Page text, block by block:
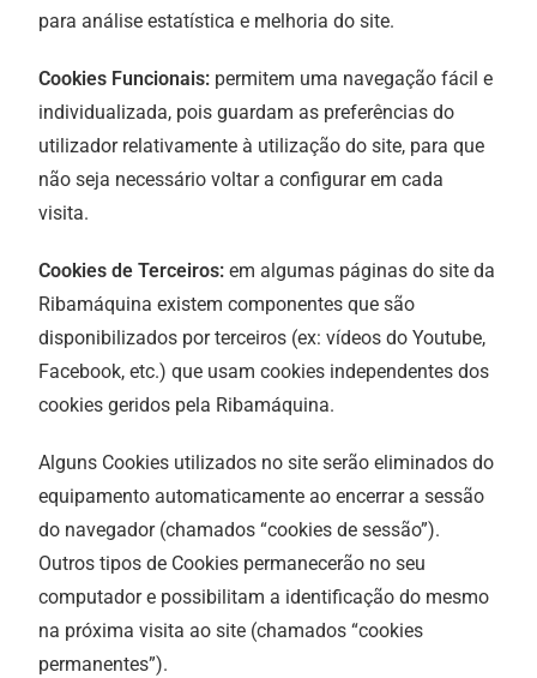
para análise estatística e melhoria do site.
Cookies Funcionais: permitem uma navegação fácil e
individualizada, pois guardam as preferências do
utilizador relativamente à utilização do site, para que
não seja necessário voltar a configurar em cada
visita.
Cookies de Terceiros: em algumas páginas do site da
Ribamáquina existem componentes que são
disponibilizados por terceiros (ex: vídeos do Youtube,
Facebook, etc.) que usam cookies independentes dos
cookies geridos pela Ribamáquina.
Alguns Cookies utilizados no site serão eliminados do
equipamento automaticamente ao encerrar a sessão
do navegador (chamados “cookies de sessão”).
Outros tipos de Cookies permanecerão no seu
computador e possibilitam a identificação do mesmo
na próxima visita ao site (chamados “cookies
permanentes”).